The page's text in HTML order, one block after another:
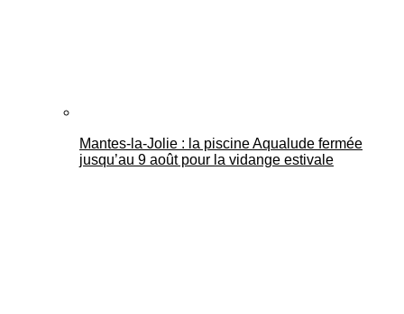
Mantes-la-Jolie : la piscine Aqualude fermée
jusqu’au 9 août pour la vidange estivale